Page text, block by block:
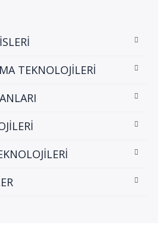
TEKNOLOJİLERİ